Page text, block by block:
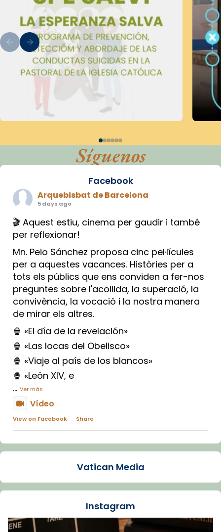
Síguenos
Facebook
Arquebisbat de Barcelona
5 days ago
🎬 Aquest estiu, cinema per gaudir i també
per reflexionar!
Mn. Peio Sánchez proposa cinc pel·lícules
per a aquestes vacances. Històries per a
tots els públics que ens conviden a fer-nos
preguntes sobre l'acollida, la superació, la
convivència, la vocació i la nostra manera
de mirar els altres.
🍿 «El día de la revelación»
🍿 «Las locas del Obelisco»
🍿 «Viaje al país de los blancos»
🍿 «León XIV, e
... Ver más
Vídeo
View on Facebook · Share
Arquebisbat de Barcelona
La Carmina va patir depressió. Fa gairebé
dos mesos, a l'Estadi Lluís Companys, la
Recupera l'entrevista comp
Vatican
Vatican Media
Instagram